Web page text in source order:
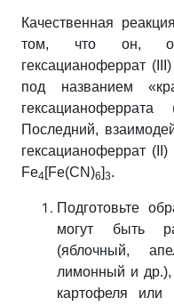
Качественная
том, что он,
гексацианоферрат
под названием
Последний,
гексацианоферрат
Fe4[Fe(CN)6]3.
Подготовьте
могут быть
(яблочный,
лимонный и др.),
картофеля или